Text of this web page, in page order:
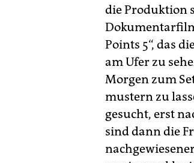
die Produktion
Points 5“, das
am Ufer zu
Morgen zum
mustern zu
gesucht, erst
sind dann die